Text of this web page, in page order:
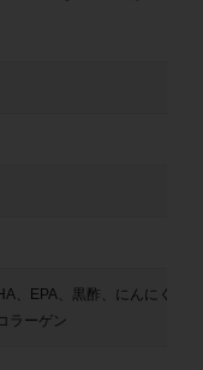
、EPA、黒酢、にんにく、
ラーゲン